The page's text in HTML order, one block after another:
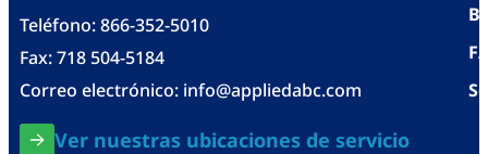
Teléfono:866-352-5010
Fax: 718 504-5184
Correo electrónico: info@appliedabc.com
Ver nuestras ubicaciones de servicio